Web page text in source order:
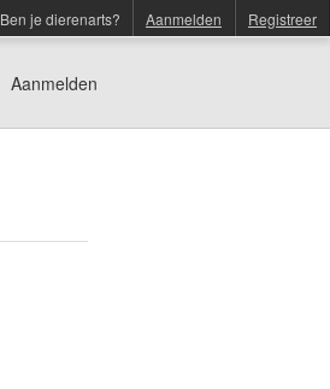
Aanmelden Registreer
Ben je dierenarts?
Aanmelden